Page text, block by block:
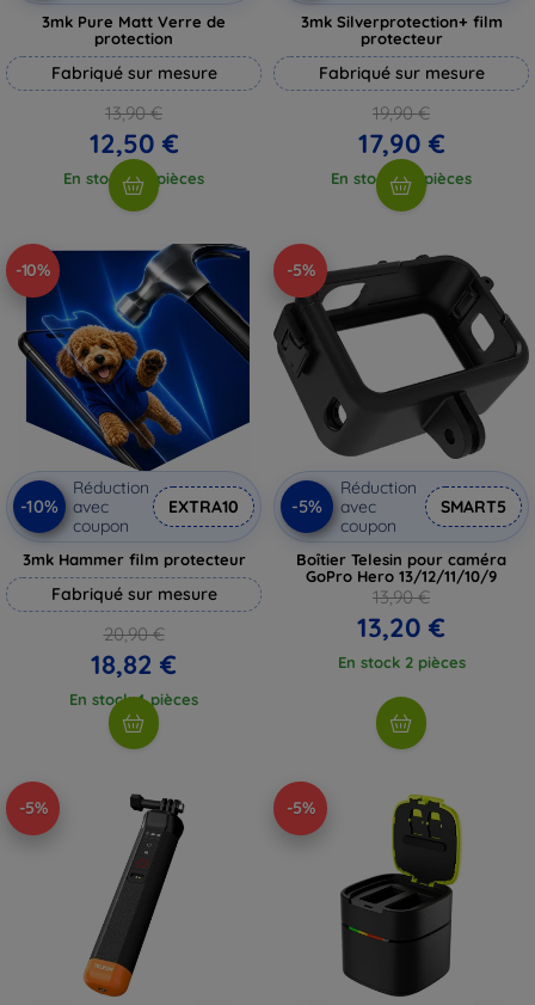
3mk Pure Matt Verre de
protection
Fabriqué sur mesure
13,90 €
12,50 €
En stock > 5 pièces
3mk Silverprotection+ film
protecteur
Fabriqué sur mesure
19,90 €
17,90 €
En stock > 5 pièces
-10%
-10%
Réduction
avec
coupon
EXTRA10
3mk Hammer film protecteur
Fabriqué sur mesure
20,90 €
18,82 €
En stock 4 pièces
-5%
-5%
Réduction
avec
coupon
SMART5
Boîtier Telesin pour caméra
GoPro Hero 13/12/11/10/9
13,90 €
13,20 €
En stock 2 pièces
-5% -5%